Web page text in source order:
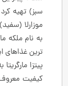
سبز) تهیه
موزارلا
به نام ملکه
ترین غذاهای
پیتزا
کیفیت